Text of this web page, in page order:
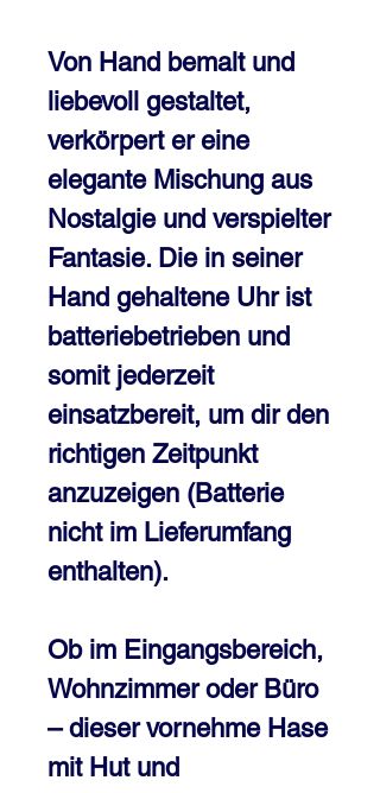
Von Hand bemalt und
liebevoll gestaltet,
verkörpert er eine
elegante Mischung aus
Nostalgie und verspielter
Fantasie. Die in seiner
Hand gehaltene Uhr ist
batteriebetrieben und
somit jederzeit
einsatzbereit, um dir den
richtigen Zeitpunkt
anzuzeigen (Batterie
nicht im Lieferumfang
enthalten).
Ob im Eingangsbereich,
Wohnzimmer oder Büro
– dieser vornehme Hase
mit Hut und